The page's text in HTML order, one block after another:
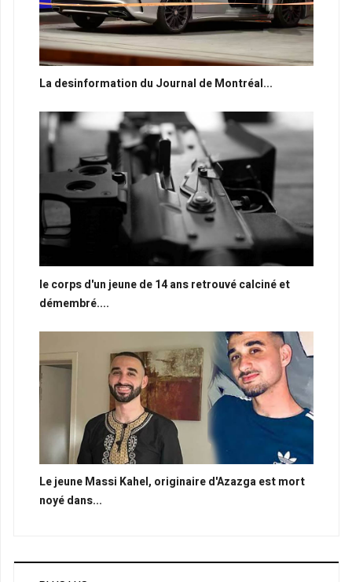
La desinformation du Journal de Montréal...
le corps d'un jeune de 14 ans retrouvé calciné et
démembré....
Le jeune Massi Kahel, originaire d'Azazga est mort
noyé dans...